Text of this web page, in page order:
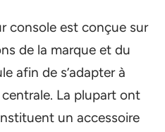
console est conçue sur
de la marque et du
afin de s’adapter à
centrale. La plupart ont
un accessoire